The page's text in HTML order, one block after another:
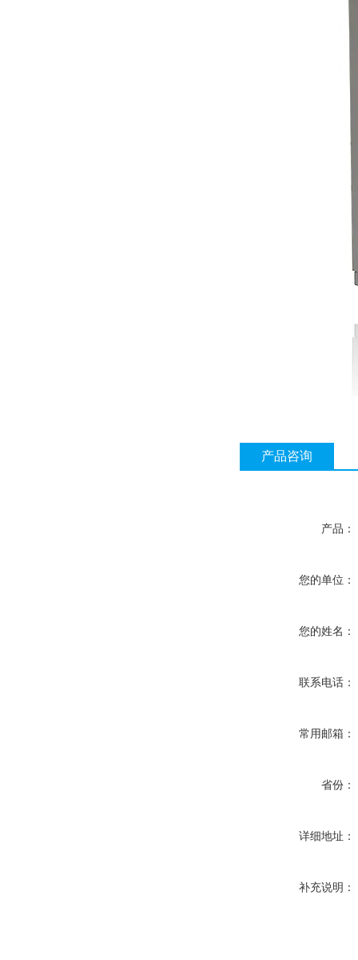
产品咨询
产品：
您的单位：
您的姓名：
联系电话：
常用邮箱：
省份：
详细地址：
补充说明：